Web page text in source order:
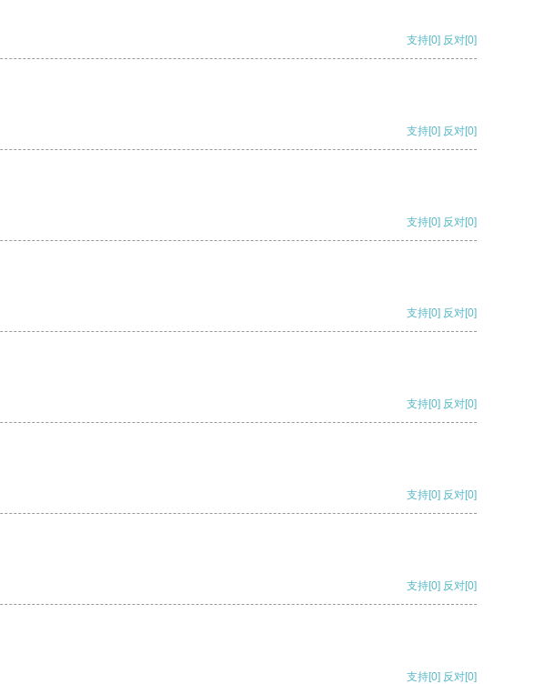
支持[0] 反对[0]
支持[0] 反对[0]
支持[0] 反对[0]
支持[0] 反对[0]
支持[0] 反对[0]
支持[0] 反对[0]
支持[0] 反对[0]
支持[0] 反对[0]